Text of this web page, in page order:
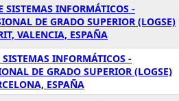
INFORMÁTICOS -
DE GRADO SUPERIOR (LOGSE)
VALENCIA, ESPAÑA
INFORMÁTICOS -
DE GRADO SUPERIOR (LOGSE)
ESPAÑA